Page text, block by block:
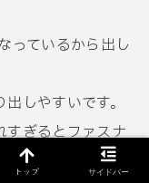
っているから出し
しやすいです。
すぎるとファスナ
トップ サイドバー